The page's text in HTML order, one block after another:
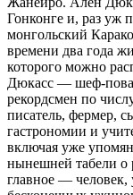
Гонконге и, раз уж
монгольский
времени два года
которого можно
Дюкасс — шеф-
рекордсмен по
писатель, фермер,
гастрономии и
включая уже
нынешней табели о
главное — человек,